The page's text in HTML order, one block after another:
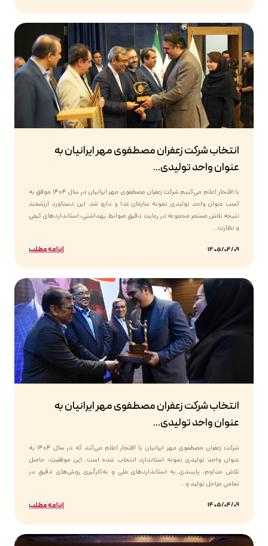
انتخاب شرکت زعفران مصطفوی مهر ایرانیان به
عنوان واحد تولیدی...
با افتخار اعلام می‌کنیم شرکت زعفران مصطفوی مهر ایرانیان در سال ۱۴۰۴ موفق به
کسب عنوان واحد تولیدی نمونه سازمان غذا و دارو شد. این دستاورد ارزشمند
نتیجه تلاش مستمر مجموعه در رعایت دقیق ضوابط بهداشتی، استانداردهای کیفی
و نظارت...
1405/04/09 ادامه مطلب
انتخاب شرکت زعفران مصطفوی مهر ایرانیان به
عنوان واحد تولیدی...
شرکت زعفران مصطفوی مهر ایرانیان با افتخار اعلام می‌کند که در سال ۱۴۰۴ به
عنوان واحد تولیدی نمونه استاندارد انتخاب شده است. این موفقیت، حاصل
تلاش مداوم، پایبندی به استانداردهای ملی و به‌کارگیری روش‌های دقیق در
تمامی مراحل تولید و...
1405/04/09 ادامه مطلب